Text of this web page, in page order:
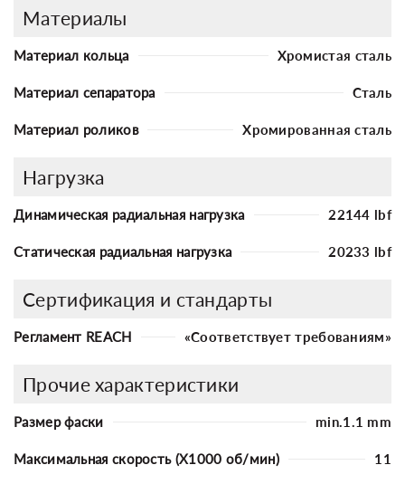
Материалы
Материал кольца Хромистая сталь
Материал сепаратора Сталь
Материал роликов Хромированная сталь
Нагрузка
Динамическая радиальная нагрузка 22144 lbf
Статическая радиальная нагрузка 20233 lbf
Сертификация и стандарты
Регламент REACH «Соответствует требованиям»
Прочие характеристики
Размер фаски min.1.1 mm
Максимальная скорость (X1000 об/мин) 11